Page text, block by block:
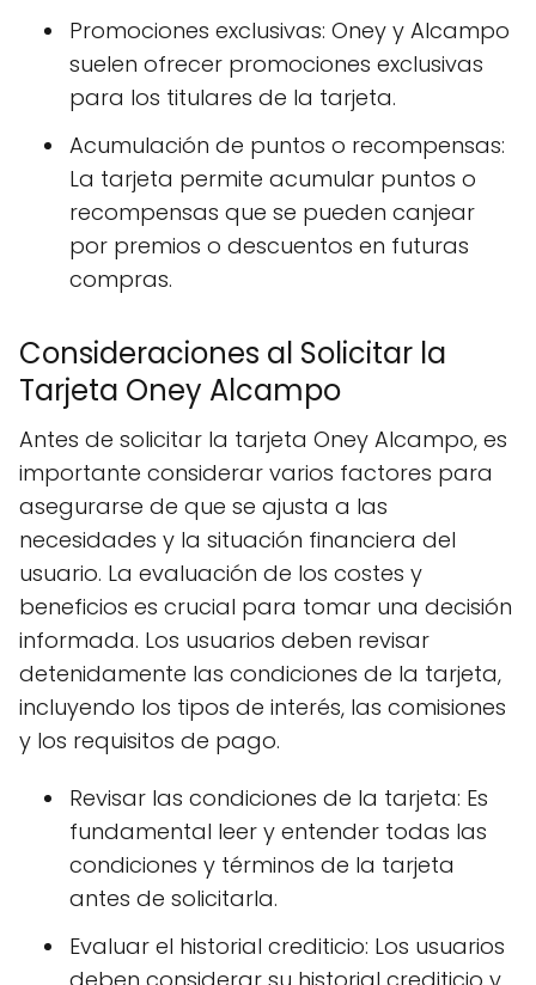
Promociones exclusivas: Oney y Alcampo
suelen ofrecer promociones exclusivas
para los titulares de la tarjeta.
Acumulación de puntos o recompensas:
La tarjeta permite acumular puntos o
recompensas que se pueden canjear
por premios o descuentos en futuras
compras.
Consideraciones al Solicitar la
Tarjeta Oney Alcampo
Antes de solicitar la tarjeta Oney Alcampo, es
importante considerar varios factores para
asegurarse de que se ajusta a las
necesidades y la situación financiera del
usuario. La evaluación de los costes y
beneficios es crucial para tomar una decisión
informada. Los usuarios deben revisar
detenidamente las condiciones de la tarjeta,
incluyendo los tipos de interés, las comisiones
y los requisitos de pago.
Revisar las condiciones de la tarjeta: Es
fundamental leer y entender todas las
condiciones y términos de la tarjeta
antes de solicitarla.
Evaluar el historial crediticio: Los usuarios